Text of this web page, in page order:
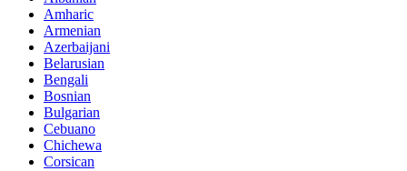
Amharic
Armenian
Azerbaijani
Belarusian
Bengali
Bosnian
Bulgarian
Cebuano
Chichewa
Corsican